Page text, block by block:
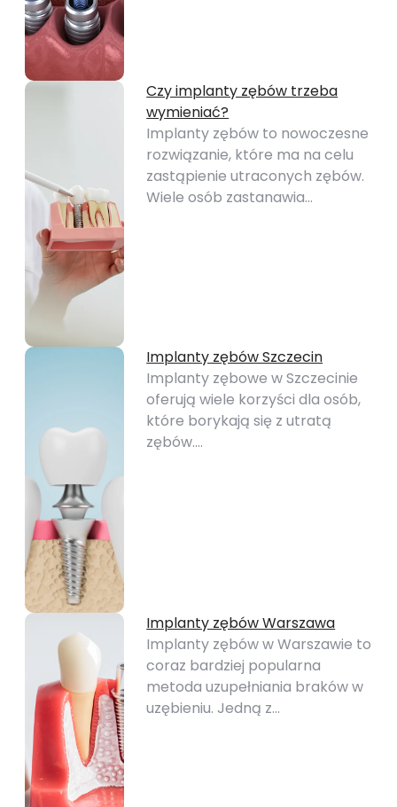
Czy implanty zębów trzeba
wymieniać?
Implanty zębów to nowoczesne
rozwiązanie, które ma na celu
zastąpienie utraconych zębów.
Wiele osób zastanawia…
Implanty zębów Szczecin
Implanty zębowe w Szczecinie
oferują wiele korzyści dla osób,
które borykają się z utratą
zębów.…
Implanty zębów Warszawa
Implanty zębów w Warszawie to
coraz bardziej popularna
metoda uzupełniania braków w
uzębieniu. Jedną z…